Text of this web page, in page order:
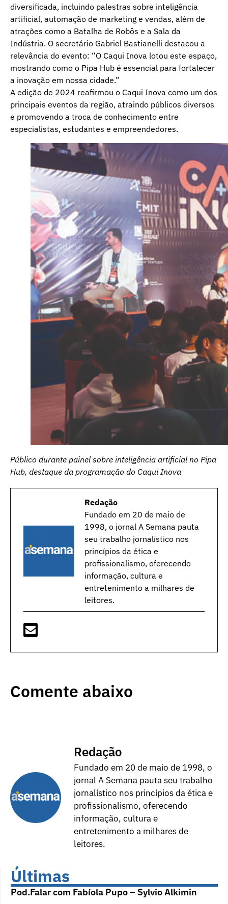
diversificada, incluindo palestras sobre inteligência
artificial, automação de marketing e vendas, além de
atrações como a Batalha de Robôs e a Sala da
Indústria. O secretário Gabriel Bastianelli destacou a
relevância do evento: “O Caqui Inova lotou este espaço,
mostrando como o Pipa Hub é essencial para fortalecer
a inovação em nossa cidade.”
A edição de 2024 reafirmou o Caqui Inova como um dos
principais eventos da região, atraindo públicos diversos
e promovendo a troca de conhecimento entre
especialistas, estudantes e empreendedores.
Público durante painel sobre inteligência artificial no Pipa
Hub, destaque da programação do Caqui Inova
Redação
Fundado em 20 de maio de
1998, o jornal A Semana pauta
seu trabalho jornalístico nos
princípios da ética e
profissionalismo, oferecendo
informação, cultura e
entretenimento a milhares de
leitores.
Comente abaixo
Redação
Fundado em 20 de maio de 1998, o
jornal A Semana pauta seu trabalho
jornalístico nos princípios da ética e
profissionalismo, oferecendo
informação, cultura e
entretenimento a milhares de
leitores.
Últimas
Pod.Falar com Fabíola Pupo – Sylvio Alkimin